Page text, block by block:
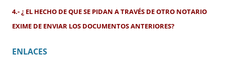
4.- ¿ EL HECHO DE QUE SE PIDAN A TRAVÉS DE OTRO NOTARIO
EXIME DE ENVIAR LOS DOCUMENTOS ANTERIORES?
ENLACES